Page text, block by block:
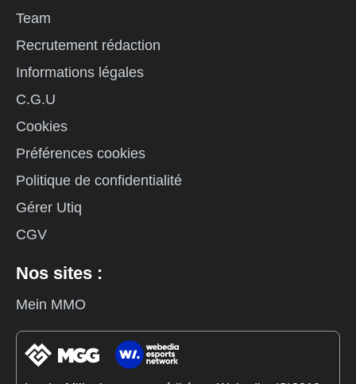
Team
Recrutement rédaction
Informations légales
C.G.U
Cookies
Préférences cookies
Politique de confidentialité
Gérer Utiq
CGV
Nos sites :
Mein MMO